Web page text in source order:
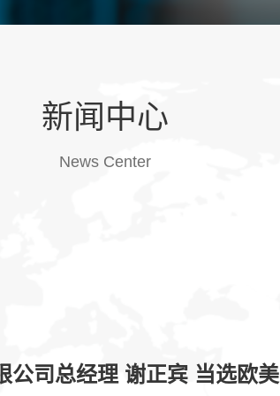
新闻中心
News Center
公司总经理 谢正宾 当选欧美